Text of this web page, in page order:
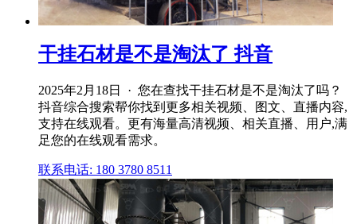
干挂石材是不是淘汰了 抖音
2025年2月18日 · 您在查找干挂石材是不是淘汰了吗？
抖音综合搜索帮你找到更多相关视频、图文、直播内容,
支持在线观看。更有海量高清视频、相关直播、用户,满
足您的在线观看需求。
联系电话: 180 3780 8511